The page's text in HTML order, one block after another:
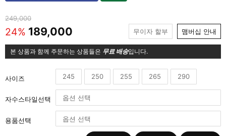
249,000
24% 189,000 무이자 할부 맴버십 안내
본 상품과 함께 주문하는 상품들은 무료 배송입니다.
사이즈 245 250 255 265 290
자수스타일선택
용품선택